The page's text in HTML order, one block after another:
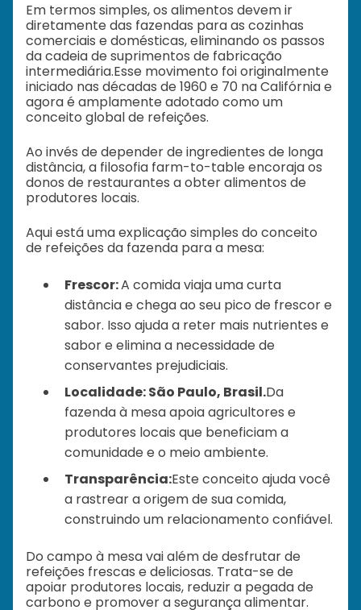
Em termos simples, os alimentos devem ir
diretamente das fazendas para as cozinhas
comerciais e domésticas, eliminando os passos
da cadeia de suprimentos de fabricação
intermediária.Esse movimento foi originalmente
iniciado nas décadas de 1960 e 70 na Califórnia e
agora é amplamente adotado como um
conceito global de refeições.
Ao invés de depender de ingredientes de longa
distância, a filosofia farm-to-table encoraja os
donos de restaurantes a obter alimentos de
produtores locais.
Aqui está uma explicação simples do conceito
de refeições da fazenda para a mesa:
Frescor:A comida viaja uma curta
distância e chega ao seu pico de frescor e
sabor. Isso ajuda a reter mais nutrientes e
sabor e elimina a necessidade de
conservantes prejudiciais.
Localidade: São Paulo, Brasil.Da
fazenda à mesa apoia agricultores e
produtores locais que beneficiam a
comunidade e o meio ambiente.
Transparência:Este conceito ajuda você
a rastrear a origem de sua comida,
construindo um relacionamento confiável.
Do campo à mesa vai além de desfrutar de
refeições frescas e deliciosas. Trata-se de
apoiar produtores locais, reduzir a pegada de
carbono e promover a segurança alimentar.